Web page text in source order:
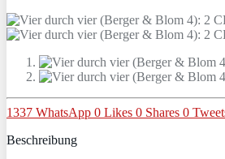
1337 WhatsApp 0 Likes 0 Shares 0
Beschreibung